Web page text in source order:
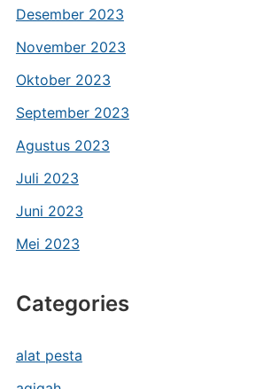
Desember 2023
November 2023
Oktober 2023
September 2023
Agustus 2023
Juli 2023
Juni 2023
Mei 2023
Categories
alat pesta